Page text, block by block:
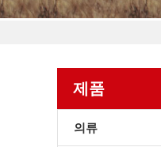
제품
의류